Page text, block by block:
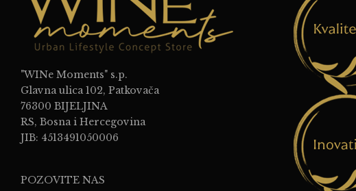
"WINe Moments" s.p.
Glavna ulica 102, Patkovača
76300 BIJELJINA
RS, Bosna i Hercegovina
JIB: 4513491050006
POZOVITE NAS